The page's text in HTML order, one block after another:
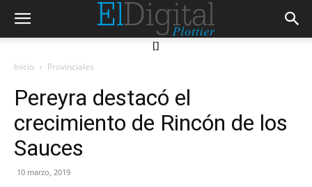
[]
Inicio Provinciales
Pereyra destacó el
crecimiento de Rincón de los
Sauces
10 marzo, 2019